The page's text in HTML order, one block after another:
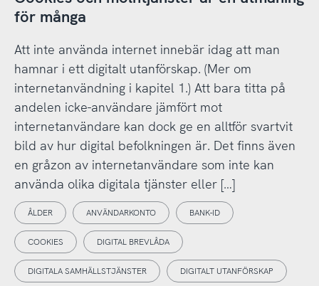
för många
Att inte använda internet innebär idag att man
hamnar i ett digitalt utanförskap. (Mer om
internetanvändning i kapitel 1.) Att bara titta på
andelen icke-användare jämfört mot
internetanvändare kan dock ge en alltför svartvit
bild av hur digital befolkningen är. Det finns även
en gråzon av internetanvändare som inte kan
använda olika digitala tjänster eller […]
ÅLDER ANVÄNDARKONTO BANK-ID
COOKIES DIGITAL BREVLÅDA
DIGITALA SAMHÄLLSTJÄNSTER DIGITALT UTANFÖRSKAP